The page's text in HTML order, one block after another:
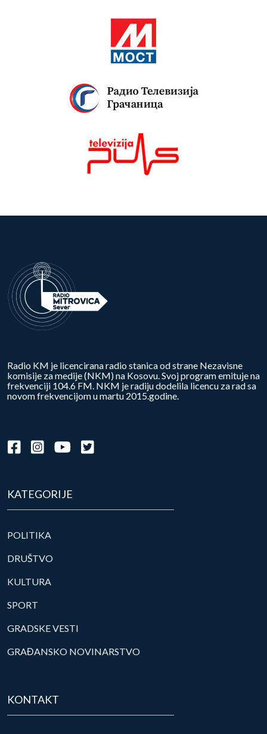
Radio KM je licencirana radio stanica od strane Nezavisne
komisije za medije (NKM) na Kosovu. Svoj program emituje na
frekvenciji 104.6 FM. NKM je radiju dodelila licencu za rad sa
novom frekvencijom u martu 2015.godine.
KATEGORIJE
POLITIKA
DRUŠTVO
KULTURA
SPORT
GRADSKE VESTI
GRAĐANSKO NOVINARSTVO
KONTAKT